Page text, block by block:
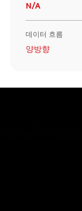
N/A
데이터 흐름
양방향